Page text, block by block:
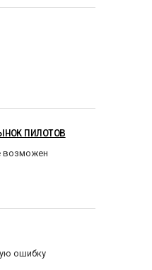
пилотов
возможен
ошибку